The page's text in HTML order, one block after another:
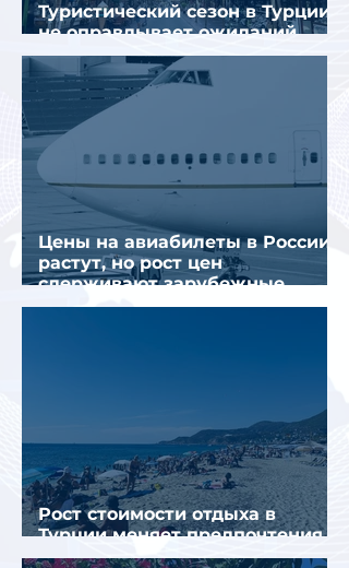
Туристический сезон в Турции
не оправдывает ожиданий
отрасли
Цены на авиабилеты в России
растут, но рост цен
сдерживают зарубежные
конкуренты
Рост стоимости отдыха в
Турции меняет предпочтения
туристов